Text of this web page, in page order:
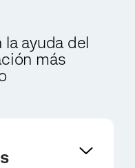
ayuda del
más